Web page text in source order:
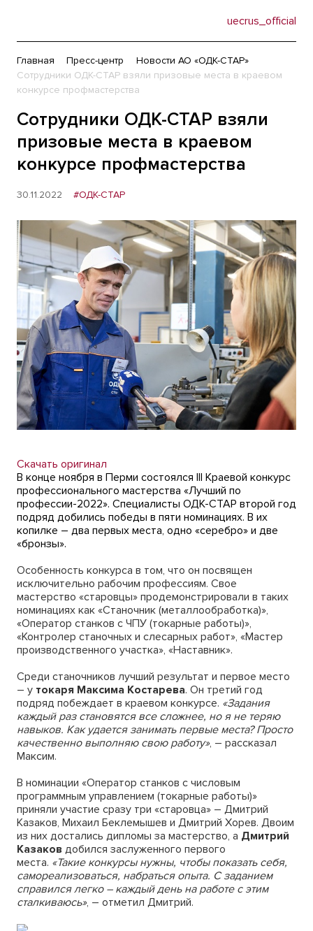
uecrus_official
Главная Пресс-центр
Новости АО «ОДК-СТАР»
Сотрудники ОДК-СТАР взяли призовые места в краевом
конкурсе профмастерства
Сотрудники ОДК-СТАР взяли
призовые места в краевом
конкурсе профмастерства
30.11.2022 #ОДК-СТАР
Скачать оригинал
В конце ноября в Перми состоялся III Краевой конкурс
профессионального мастерства «Лучший по
профессии-2022». Специалисты ОДК-СТАР второй год
подряд добились победы в пяти номинациях. В их
копилке – два первых места, одно «серебро» и две
«бронзы».
Особенность конкурса в том, что он посвящен
исключительно рабочим профессиям. Свое
мастерство «старовцы» продемонстрировали в таких
номинациях как «Станочник (металлообработка)»,
«Оператор станков с ЧПУ (токарные работы)»,
«Контролер станочных и слесарных работ», «Мастер
производственного участка», «Наставник».
Среди станочников лучший результат и первое место
– у токаря Максима Костарева. Он третий год
подряд побеждает в краевом конкурсе. «Задания
каждый раз становятся все сложнее, но я не теряю
навыков. Как удается занимать первые места? Просто
качественно выполняю свою работу», – рассказал
Максим.
В номинации «Оператор станков с числовым
программным управлением (токарные работы)»
приняли участие сразу три «старовца» – Дмитрий
Казаков, Михаил Беклемышев и Дмитрий Хорев. Двоим
из них достались дипломы за мастерство, а Дмитрий
Казаков добился заслуженного первого
места. «Такие конкурсы нужны, чтобы показать себя,
самореализоваться, набраться опыта. С заданием
справился легко – каждый день на работе с этим
сталкиваюсь», – отметил Дмитрий.